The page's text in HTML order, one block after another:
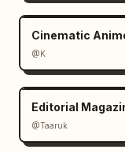
Cinematic
@K
Editorial
@Taaruk